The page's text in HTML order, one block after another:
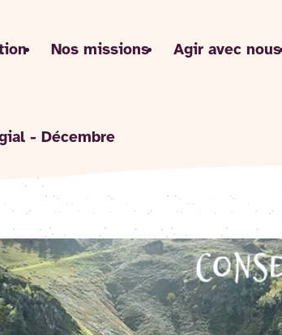
Nos missions Agir avec nous
- Décembre